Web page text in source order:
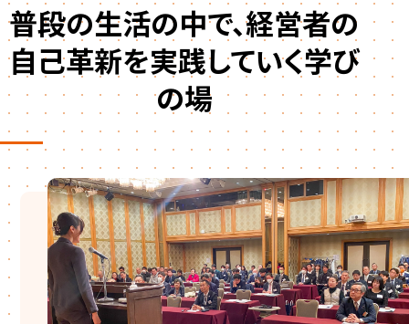
普段の生活の中で、経営者の
自己革新を実践していく学び
の場